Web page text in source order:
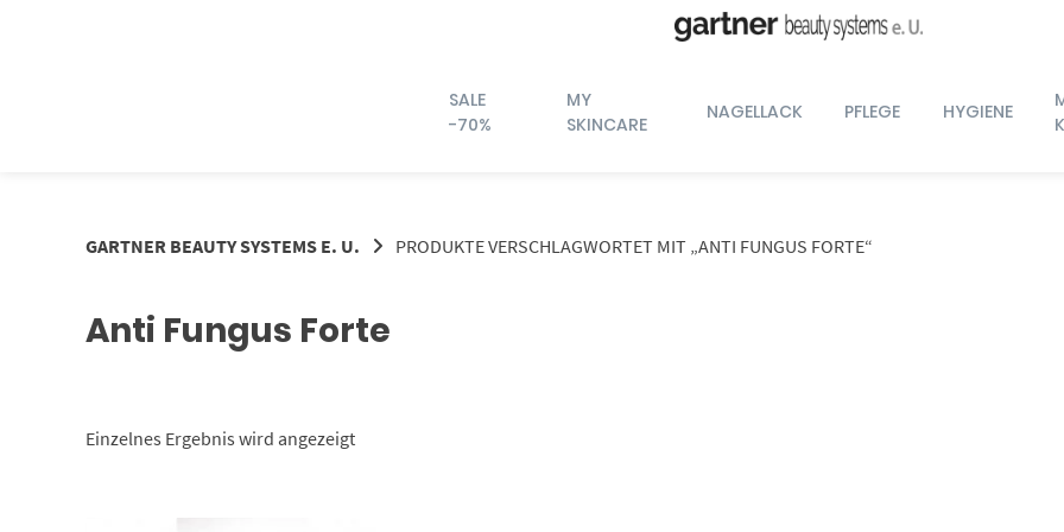
SALE
-70%
MY
SKINCARE
NAGELLACK PFLEGE HYGIENE
GARTNER BEAUTY SYSTEMS E. U. PRODUKTE VERSCHLAGWORTET MIT „ANTI FUNGUS FORTE“
Anti Fungus Forte
Einzelnes Ergebnis wird angezeigt